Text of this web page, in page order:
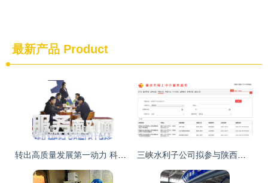
最新产品 Product